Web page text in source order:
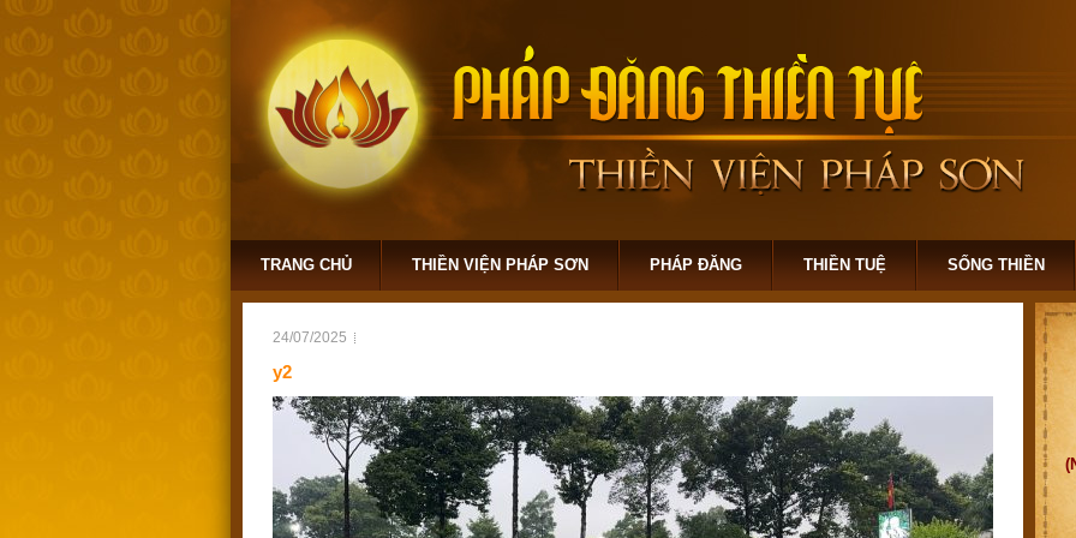
TRANG CHỦ THIỀN VIỆN PHÁP SƠN PHÁP ĐĂNG THIỀN TUỆ SỐNG THIỀN
24/07/2025
y2